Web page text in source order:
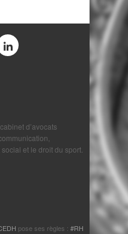
d’avocats
et le droit du sport.
pose ses règles : #RH